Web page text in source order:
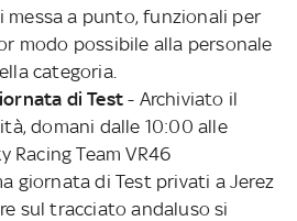
messa a punto, funzionali per
modo possibile alla personale
categoria.
di Test - Archiviato il
domani dalle 10:00 alle
Racing Team VR46
giornata di Test privati a Jerez
sul tracciato andaluso si